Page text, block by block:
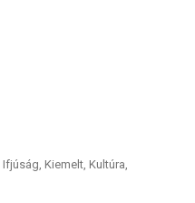
Ifjúság, Kiemelt, Kultúra,